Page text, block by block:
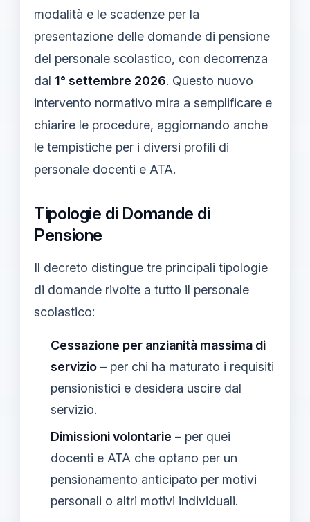
modalità e le scadenze per la
presentazione delle domande di pensione
del personale scolastico, con decorrenza
dal 1° settembre 2026. Questo nuovo
intervento normativo mira a semplificare e
chiarire le procedure, aggiornando anche
le tempistiche per i diversi profili di
personale docenti e ATA.
Tipologie di Domande di
Pensione
Il decreto distingue tre principali tipologie
di domande rivolte a tutto il personale
scolastico:
Cessazione per anzianità massima di
servizio – per chi ha maturato i requisiti
pensionistici e desidera uscire dal
servizio.
Dimissioni volontarie – per quei
docenti e ATA che optano per un
pensionamento anticipato per motivi
personali o altri motivi individuali.